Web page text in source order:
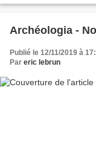
Archéologia -
Publié le 12/11/2019 à
Par eric lebrun